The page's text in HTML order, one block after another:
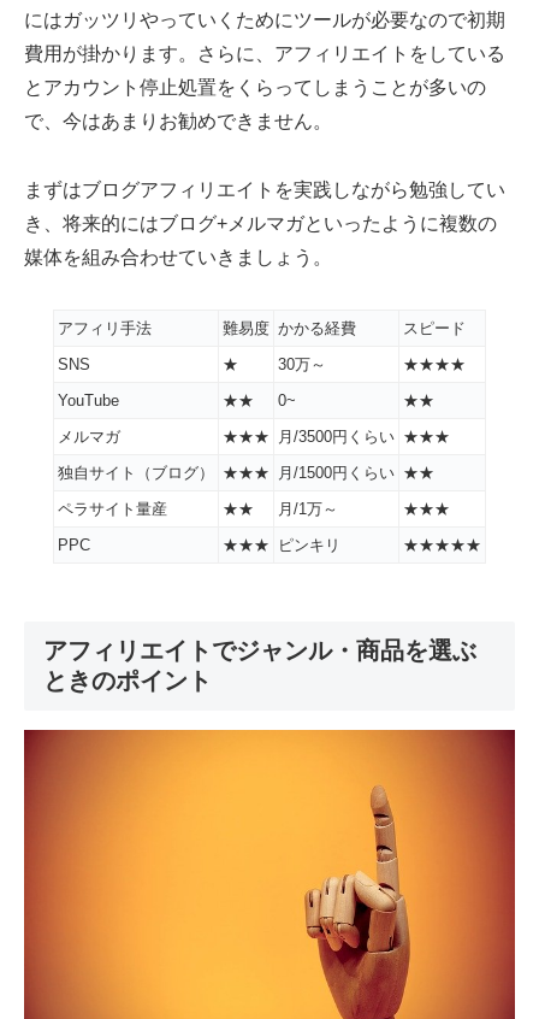
にはガッツリやっていくためにツールが必要なので初期
費用が掛かります。さらに、アフィリエイトをしている
とアカウント停止処置をくらってしまうことが多いの
で、今はあまりお勧めできません。
まずはブログアフィリエイトを実践しながら勉強してい
き、将来的にはブログ+メルマガといったように複数の
媒体を組み合わせていきましょう。
アフィリ手法 難易度 かかる経費
スピード
SNS
★ 30万～
★★★★
YouTube
★★ 0~
★★
メルマガ
★★★ 月/3500円くらい ★★★
独自サイト（ブログ）
★★★ 月/1500円くらい ★★
ペラサイト量産
★★ 月/1万～
★★★
PPC
★★★ ピンキリ ★★★★★
アフィリエイトでジャンル・商品を選ぶ
ときのポイント